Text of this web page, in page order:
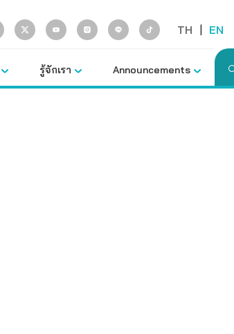
TH | EN
รู้จักเรา Announcements